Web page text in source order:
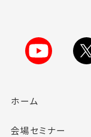
ホーム
会場セミナー